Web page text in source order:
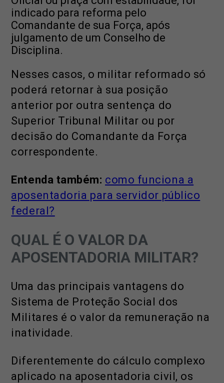
indicado para reforma pelo
Comandante de sua Força, após
julgamento de um Conselho de
Disciplina.
Nesses casos, o militar reformado só
poderá retornar à sua posição
anterior por outra sentença do
Superior Tribunal Militar ou por
decisão do Comandante da Força
correspondente.
Entenda também: como funciona a
aposentadoria para servidor público
federal?
QUAL É O VALOR DA
APOSENTADORIA MILITAR?
Uma das principais vantagens do
Sistema de Proteção Social dos
Militares é o valor da remuneração na
inatividade.
Diferentemente do cálculo complexo
aplicado na aposentadoria civil, os